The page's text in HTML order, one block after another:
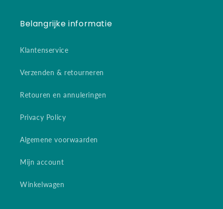
Belangrijke informatie
Klantenservice
Verzenden & retourneren
Retouren en annuleringen
Privacy Policy
Algemene voorwaarden
Mijn account
Winkelwagen